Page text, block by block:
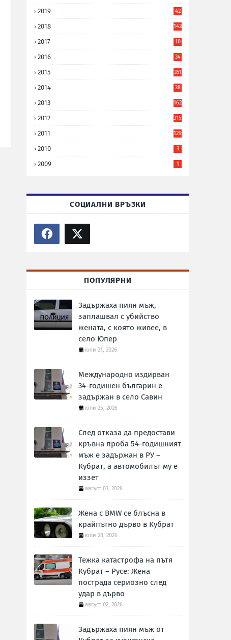
2019
42
2018 143
2017
10
2016
34
2015 351
2014
38
2013 162
2012 315
2011 129
2010 3
2009 1
СОЦИАЛНИ ВРЪЗКИ
ПОПУЛЯРНИ
Задържаха пиян мъж,
заплашвал с убийство
жената, с която живее, в
село Юпер
юли 21, 2026
Международно издирван
34-годишен българин е
задържан в село Савин
юли 25, 2026
След отказа да предостави
кръвна проба 54-годишният
мъж е задържан в РУ –
Кубрат, а автомобилът му е
иззет
август 03, 2026
Жена с BMW се блъсна в
крайпътно дърво в Кубрат
юли 28, 2026
Тежка катастрофа на пътя
Кубрат – Русе: Жена
пострада сериозно след
удар в дърво
август 02, 2026
Задържаха пиян мъж от